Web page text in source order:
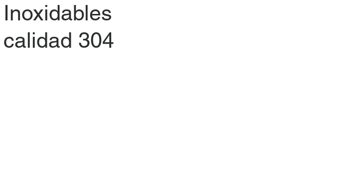
Inoxidables
calidad 304